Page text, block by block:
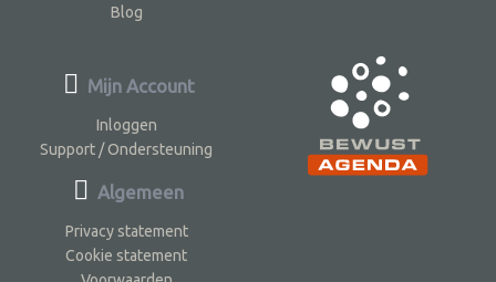
Blog
Mijn Account
Inloggen
Support / Ondersteuning
Algemeen
Privacy statement
Cookie statement